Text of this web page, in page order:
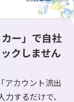
ー」で自社
クしません
アカウント流出
するだけで、